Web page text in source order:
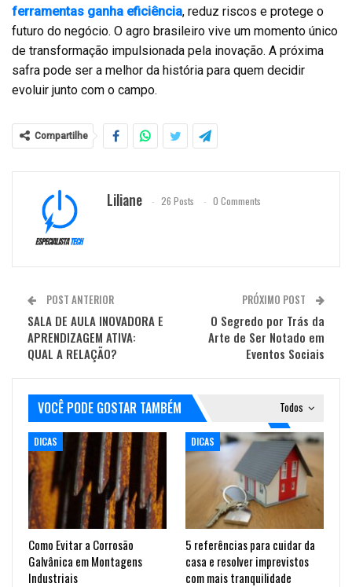
ferramentas ganha eficiência, reduz riscos e protege o
futuro do negócio. O agro brasileiro vive um momento único
de transformação impulsionada pela inovação. A próxima
safra pode ser a melhor da história para quem decidir
evoluir junto com o campo.
Compartilhe
Liliane 26 Posts 0 Comments
POST ANTERIOR
SALA DE AULA INOVADORA E
APRENDIZAGEM ATIVA:
QUAL A RELAÇÃO?
PRÓXIMO POST
O Segredo por Trás da
Arte de Ser Notado em
Eventos Sociais
Todos
VOCÊ PODE GOSTAR TAMBÉM
DICAS
Como Evitar a Corrosão
Galvânica em Montagens
Industriais
DICAS
5 referências para cuidar da
casa e resolver imprevistos
com mais tranquilidade